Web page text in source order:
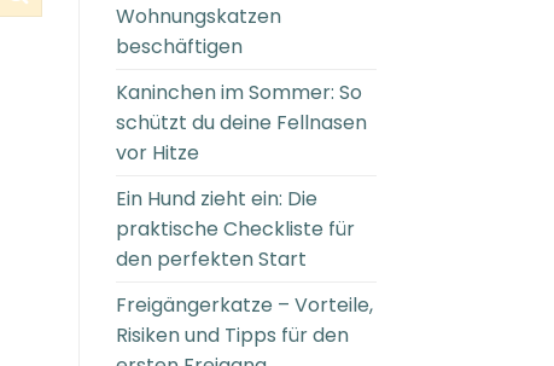
Wohnungskatzen
beschäftigen
Kaninchen im Sommer: So
schützt du deine Fellnasen
vor Hitze
Ein Hund zieht ein: Die
praktische Checkliste für
den perfekten Start
Freigängerkatze – Vorteile,
Risiken und Tipps für den